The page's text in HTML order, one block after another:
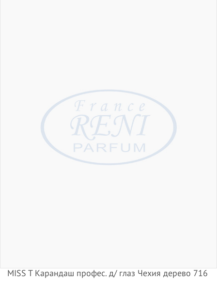
MISS T Карандаш профес. д/ глаз Чехия дерево 716